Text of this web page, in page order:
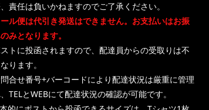
責任は負いかねますのでご了承ください。
ル便は代引き発送はできません。お支払いはお振
みとなります。
ストに投函されますので、配達員からの受取りは不
ります。
問合せ番号+バーコードにより配達状況は厳重に管理
TELとWEBにて配達状況の確認が可能です。